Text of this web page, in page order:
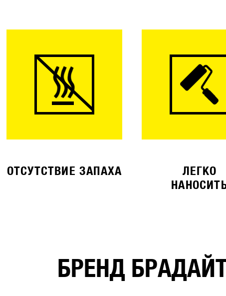
ОТСУТСТВИЕ ЗАПАХА
ЛЕГКО
БРЕНД